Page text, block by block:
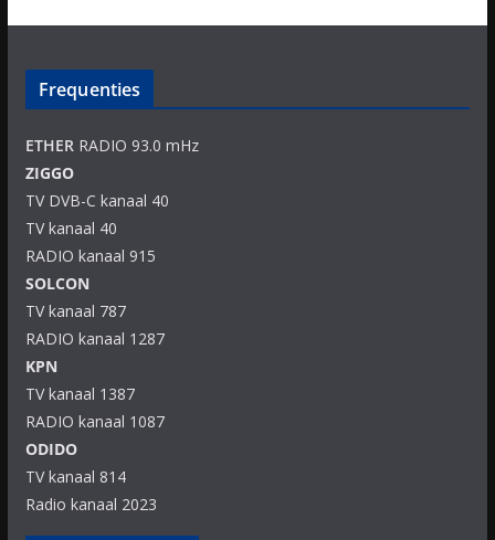
Frequenties
ETHERRADIO 93.0 mHz
ZIGGO
TV DVB-C kanaal 40
TV kanaal 40
RADIO kanaal 915
SOLCON
TV kanaal 787
RADIO kanaal 1287
KPN
TV kanaal 1387
RADIO kanaal 1087
ODIDO
TV kanaal 814
Radio kanaal 2023